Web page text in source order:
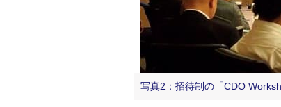
写真2：招待制の「CDO